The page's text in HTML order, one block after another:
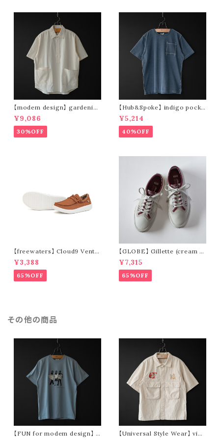
【modem design】 gardenin
g s/s shirt (sand)
¥9,086
30%OFF
【Hub&Spoke】 indigo pocke
t t-shirt (light indigo)
¥5,214
40%OFF
【freewaters】 Cloud9 Ventu
re - Lace Up (brown)
¥3,388
65%OFF
【GLOBE】 Gillette (cream /
pomegranate)
¥7,315
65%OFF
その他の商品
【FUN for modem design】 t
【Universal Style Wear】 viet